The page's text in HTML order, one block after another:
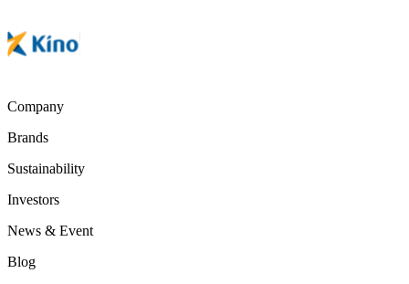
Company
Brands
Sustainability
Investors
News & Event
Blog